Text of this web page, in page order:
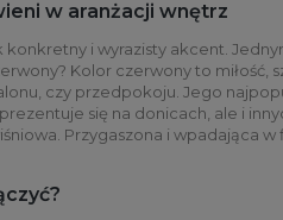
w aranżacji wnętrz
konkretny i wyrazisty akcent.
Kolor czerwony to miłość,
czy przedpokoju. Jego
się na donicach, ale i
Przygaszona i wpadająca